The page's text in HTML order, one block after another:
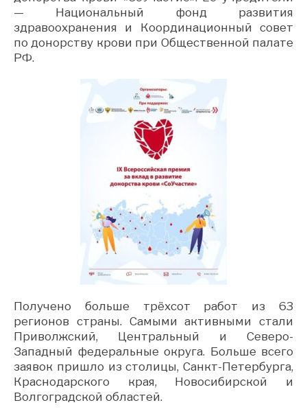
— Национальный фонд развития
здравоохранения и Координационный совет
по донорству крови при Общественной палате
РФ.
Получено больше трёхсот работ из 63
регионов страны. Самыми активными стали
Приволжский, Центральный и Северо-
Западный федеральные округа. Больше всего
заявок пришло из столицы, Санкт-Петербурга,
Краснодарского края, Новосибирской и
Волгоградской областей.